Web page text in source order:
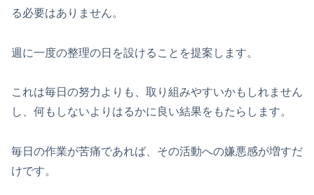
る必要はありません。
週に一度の整理の日を設けることを提案します。
これは毎日の努力よりも、取り組みやすいかもしれません
し、何もしないよりはるかに良い結果をもたらします。
毎日の作業が苦痛であれば、その活動への嫌悪感が増すだ
けです。